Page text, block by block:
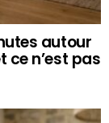
autour
n’est pas